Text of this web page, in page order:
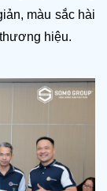
màu sắc hài
hiệu.